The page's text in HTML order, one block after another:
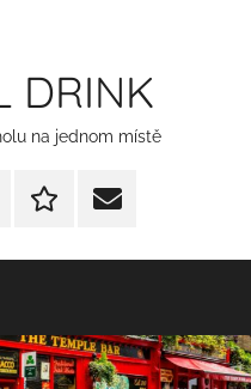
DRINK
na jednom místě
Redakční
E-